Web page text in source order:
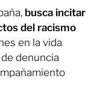
busca incitar
del racismo
en la vida
denuncia